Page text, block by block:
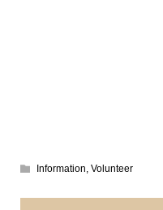
Information, Volunteer